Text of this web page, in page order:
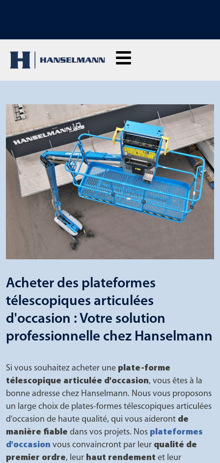
DÉCOUVREZ NOS FORMATIONS : cliquez ici et demandez des
Acheter des plateformes
télescopiques articulées
d'occasion : Votre solution
professionnelle chez Hanselmann
Si vous souhaitez acheter une plate-forme
télescopique articulée d'occasion, vous êtes à la
bonne adresse chez Hanselmann. Nous vous proposons
un large choix de plates-formes télescopiques articulées
d'occasion de haute qualité, qui vous aideront de
manière fiable dans vos projets. Nos plateformes
d'occasion vous convaincront par leur qualité de
premier ordre, leur haut rendement et leur